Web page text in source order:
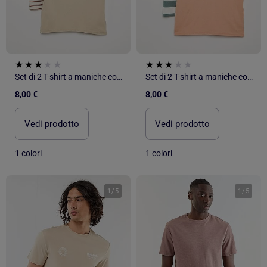
Set di 2 T-shirt a maniche corte stampate
8,00 €
Vedi prodotto
1 colori
Set di 2 T-shirt a maniche corte stampate
8,00 €
Vedi prodotto
1 colori
1 / 5 1 / 5